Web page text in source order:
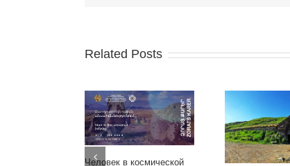
Related Posts
Человек в космической